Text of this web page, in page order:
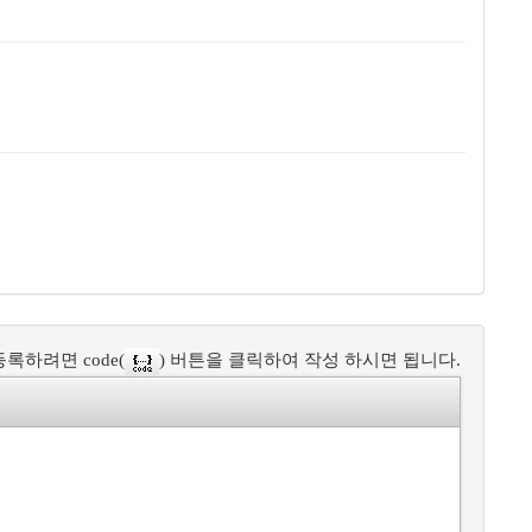
록하려면 code( ) 버튼을 클릭하여 작성 하시면 됩니다.